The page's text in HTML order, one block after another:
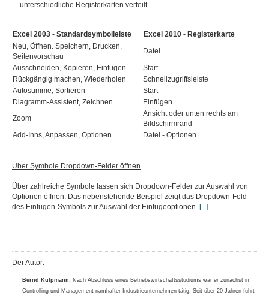
unterschiedliche Registerkarten verteilt.
Excel 2003 - Standardsymbolleiste
Excel 2010 - Registerkarte
Neu, Öffnen. Speichern, Drucken,
Seitenvorschau
Datei
Ausschneiden, Kopieren, Einfügen
Start
Rückgängig machen, Wiederholen
Schnellzugriffsleiste
Autosumme, Sortieren
Start
Diagramm-Assistent, Zeichnen
Einfügen
Zoom
Ansicht oder unten rechts am
Bildschirmrand
Add-Inns, Anpassen, Optionen
Datei - Optionen
Über Symbole Dropdown-Felder öffnen
Über zahlreiche Symbole lassen sich Dropdown-Felder zur Auswahl von
Optionen öffnen. Das nebenstehende Beispiel zeigt das Dropdown-Feld
des Einfügen-Symbols zur Auswahl der Einfügeoptionen. [...]
Der Autor:
Bernd Külpmann: Nach Abschluss eines Betriebswirtschaftsstudiums war er zunächst im
Controlling und Management namhafter Industrieunternehmen tätig. Seit über 20 Jahren führt